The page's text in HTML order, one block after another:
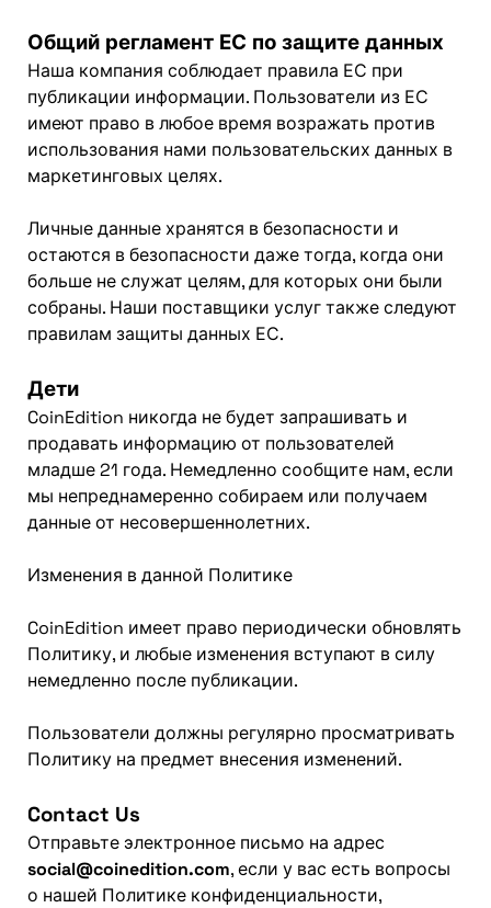
Общий регламент ЕС по защите данных
Наша компания соблюдает правила ЕС при
публикации информации. Пользователи из ЕС
имеют право в любое время возражать против
использования нами пользовательских данных в
маркетинговых целях.
Личные данные хранятся в безопасности и
остаются в безопасности даже тогда, когда они
больше не служат целям, для которых они были
собраны. Наши поставщики услуг также следуют
правилам защиты данных ЕС.
Дети
CoinEdition никогда не будет запрашивать и
продавать информацию от пользователей
младше 21 года. Немедленно сообщите нам, если
мы непреднамеренно собираем или получаем
данные от несовершеннолетних.
Изменения в данной Политике
CoinEdition имеет право периодически обновлять
Политику, и любые изменения вступают в силу
немедленно после публикации.
Пользователи должны регулярно просматривать
Политику на предмет внесения изменений.
Contact Us
Отправьте электронное письмо на адрес
social@coinedition.com, если у вас есть вопросы
о нашей Политике конфиденциальности,